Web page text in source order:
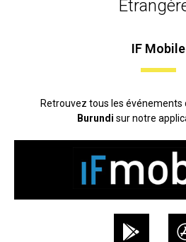
IF Mobile
Retrouvez tous les événements
Burundi sur notre